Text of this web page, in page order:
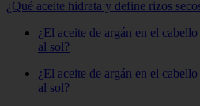
¿Qué aceite hidrata y define rizos
¿El aceite de argán en el
al sol?
¿El aceite de argán en el
al sol?